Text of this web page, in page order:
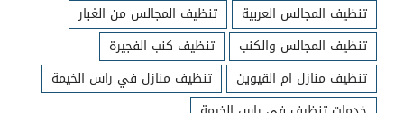
تنظيف المجالس العربية
تنظيف المجالس من الغبار
تنظيف المجالس والكنب
تنظيف كنب الفجيرة
تنظيف منازل ام القيوين
تنظيف منازل في راس الخيمة